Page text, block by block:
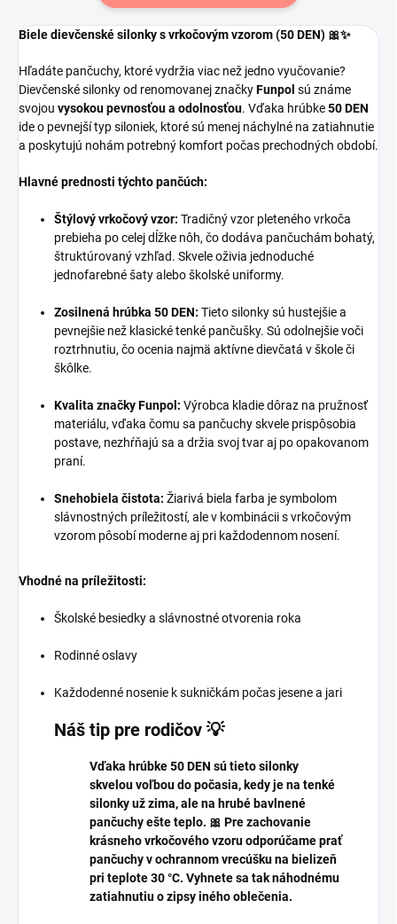
Biele dievčenské silonky s vrkočovým vzorom (50 DEN) 🎀✨
Hľadáte pančuchy, ktoré vydržia viac než jedno vyučovanie?
Dievčenské silonky od renomovanej značkyFunpol sú známe
svojou vysokou pevnosťou a odolnosťou. Vďaka hrúbke50 DEN
ide o pevnejší typ siloniek, ktoré sú menej náchylné na zatiahnutie
a poskytujú nohám potrebný komfort počas prechodných období.
Hlavné prednosti týchto pančúch:
Štýlový vrkočový vzor: Tradičný vzor pleteného vrkoča
prebieha po celej dĺžke nôh, čo dodáva pančuchám bohatý,
štruktúrovaný vzhľad. Skvele oživia jednoduché
jednofarebné šaty alebo školské uniformy.
Zosilnená hrúbka 50 DEN: Tieto silonky sú hustejšie a
pevnejšie než klasické tenké pančušky. Sú odolnejšie voči
roztrhnutiu, čo ocenia najmä aktívne dievčatá v škole či
škôlke.
Kvalita značky Funpol: Výrobca kladie dôraz na pružnosť
materiálu, vďaka čomu sa pančuchy skvele prispôsobia
postave, nezhŕňajú sa a držia svoj tvar aj po opakovanom
praní.
Snehobiela čistota: Žiarivá biela farba je symbolom
slávnostných príležitostí, ale v kombinácii s vrkočovým
vzorom pôsobí moderne aj pri každodennom nosení.
Vhodné na príležitosti:
Školské besiedky a slávnostné otvorenia roka
Rodinné oslavy
Každodenné nosenie k sukničkám počas jesene a jari
Náš tip pre rodičov 💡
Vďaka hrúbke 50 DEN sú tieto silonky
skvelou voľbou do počasia, kedy je na tenké
silonky už zima, ale na hrubé bavlnené
pančuchy ešte teplo. 🎀 Pre zachovanie
krásneho vrkočového vzoru odporúčame prať
pančuchy v ochrannom vrecúšku na bielizeň
pri teplote 30 °C. Vyhnete sa tak náhodnému
zatiahnutiu o zipsy iného oblečenia.